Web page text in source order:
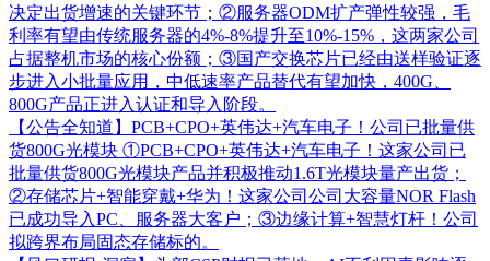
决定出货增速的关键环节；②服务器ODM扩产弹性较强，毛
利率有望由传统服务器的4%-8%提升至10%-15%，这两家公司
占据整机市场的核心份额；③国产交换芯片已经由送样验证逐
步进入小批量应用，中低速率产品替代有望加快，400G、
800G产品正进入认证和导入阶段。
【公告全知道】PCB+CPO+英伟达+汽车电子！公司已批量供
货800G光模块 ①PCB+CPO+英伟达+汽车电子！这家公司已
批量供货800G光模块产品并积极推动1.6T光模块量产出货；
②存储芯片+智能穿戴+华为！这家公司公司大容量NOR Flash
已成功导入PC、服务器大客户；③边缘计算+智慧灯杆！公司
拟跨界布局固态存储标的。